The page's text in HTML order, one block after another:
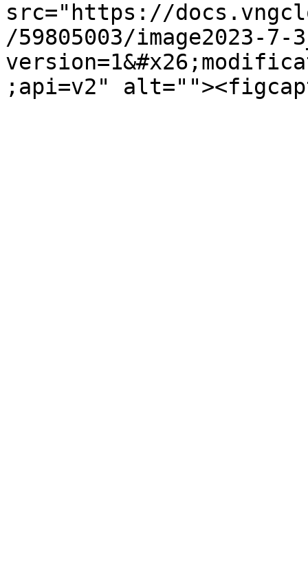
src="https://
/59805003/image2023-7-